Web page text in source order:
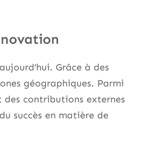
Grâce à des
géographiques. Parmi
contributions externes
succès en matière de